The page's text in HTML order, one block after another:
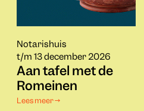
Notarishuis
t/m 13 december 2026
Aan tafel met de
Romeinen
Lees meer →